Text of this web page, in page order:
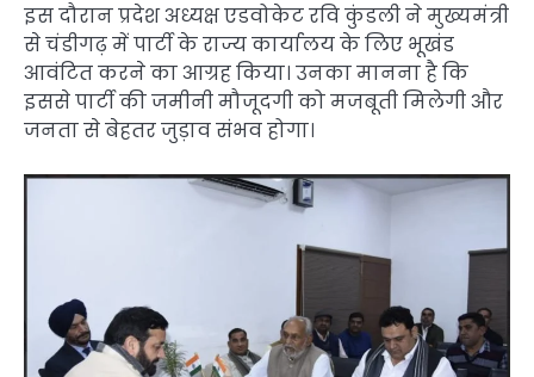
इस दौरान प्रदेश अध्यक्ष एडवोकेट रवि कुंडली ने मुख्यमंत्री
से चंडीगढ़ में पार्टी के राज्य कार्यालय के लिए भूखंड
आवंटित करने का आग्रह किया। उनका मानना है कि
इससे पार्टी की जमीनी मौजूदगी को मजबूती मिलेगी और
जनता से बेहतर जुड़ाव संभव होगा।